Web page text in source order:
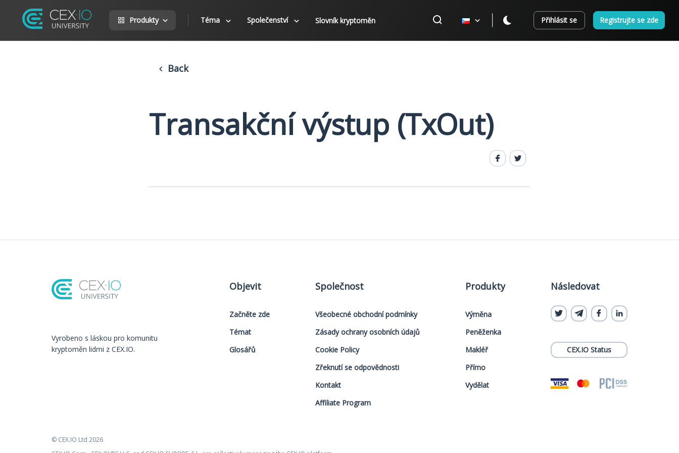
Produkty Téma Společenství Slovník kryptoměn Přihlásit se Registrujte se zde
Back
Transakční výstup (TxOut)
Vyrobeno s láskou️ pro komunitu
kryptoměn lidmi z CEX.IO.
Objevit
Začněte zde
Témat
Glosářů
Společnost
Všeobecné obchodní podmínky
Zásady ochrany osobních údajů
Cookie Policy
Zřeknutí se odpovědnosti
Kontakt
Affiliate Program
Produkty
Výměna
Peněženka
Makléř
Přímo
Vydělat
Následovat
CEX.IO Status
© CEX.IO Ltd 2026